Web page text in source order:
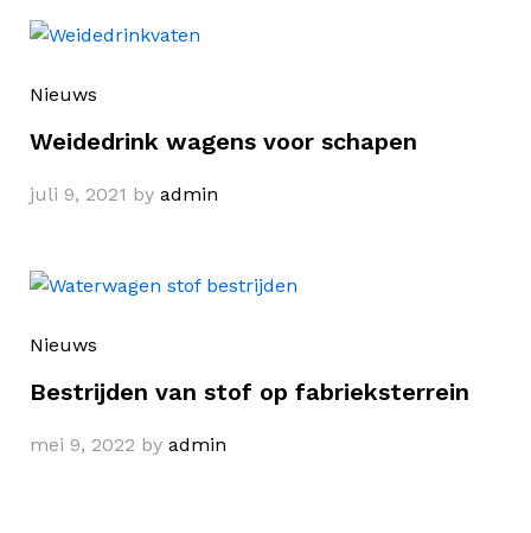
Nieuws
Weidedrink wagens voor schapen
juli 9, 2021 by admin
Nieuws
Bestrijden van stof op fabrieksterrein
mei 9, 2022 by admin